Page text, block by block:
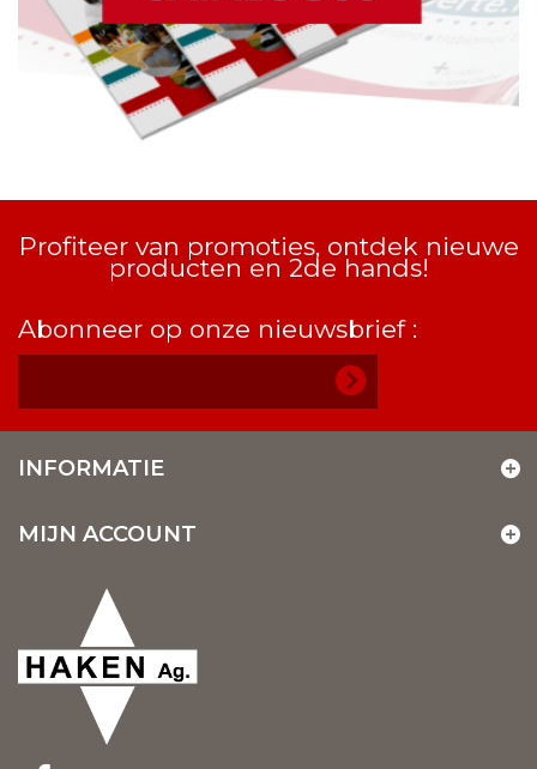
Profiteer van promoties, ontdek nieuwe
producten en 2de hands!
Abonneer op onze nieuwsbrief :
INFORMATIE
MIJN ACCOUNT